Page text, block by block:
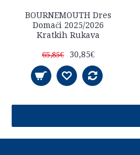
BOURNEMOUTH Dres
Domaći 2025/2026
Kratkih Rukava
65,85€ 30,85€